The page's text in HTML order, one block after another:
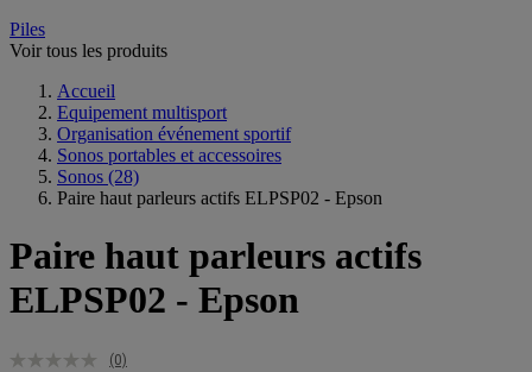
Piles
Voir tous les produits
Accueil
Equipement multisport
Organisation événement sportif
Sonos portables et accessoires
Sonos (28)
Paire haut parleurs actifs ELPSP02 - Epson
Paire haut parleurs actifs
ELPSP02 - Epson
(0)